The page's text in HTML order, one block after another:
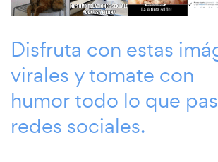
Disfruta con estas
virales y tomate con
humor todo lo que
redes sociales.